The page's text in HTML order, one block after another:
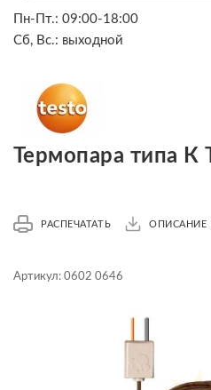
Пн-Пт.: 09:00-18:00
Сб, Вс.: выходной
Термопара типа К
РАСПЕЧАТАТЬ ОПИСАНИЕ
Артикул: 0602 0646